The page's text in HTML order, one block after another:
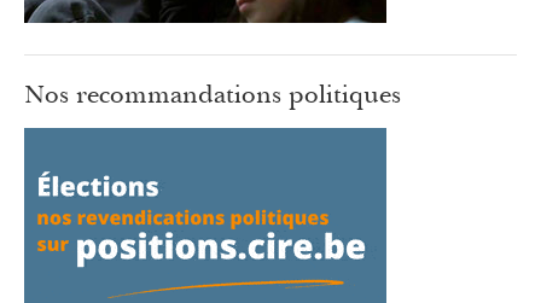
Nos recommandations politiques